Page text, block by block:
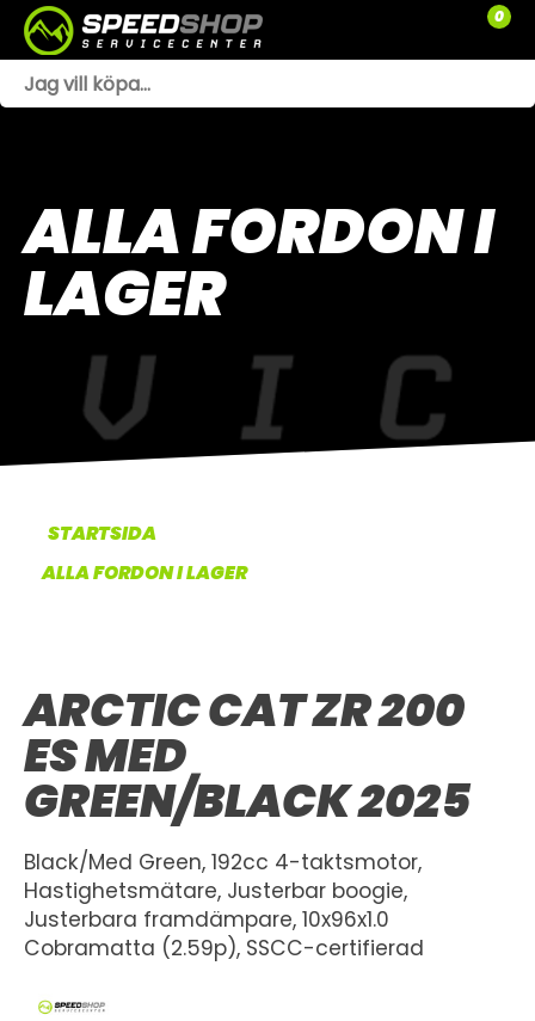
0
SLÄPVAGNAR
SPRÄNGSKISSER
ALLA FORDON I
LAGER
STARTSIDA
ALLA FORDON I LAGER
ARCTIC CAT ZR 200
ES MED
GREEN/BLACK 2025
Black/Med Green, 192cc 4-taktsmotor,
Hastighetsmätare, Justerbar boogie,
Justerbara framdämpare, 10x96x1.0
Cobramatta (2.59p), SSCC-certifierad